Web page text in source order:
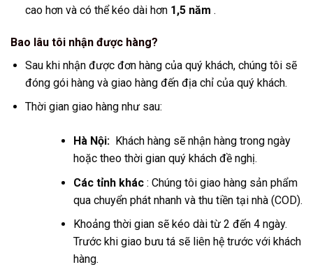
cao hơn và có thể kéo dài hơn 1,5 năm .
Bao lâu tôi nhận được hàng?
Sau khi nhận được đơn hàng của quý khách, chúng tôi sẽ
đóng gói hàng và giao hàng đến địa chỉ của quý khách.
Thời gian giao hàng như sau:
Hà Nội:Khách hàng sẽ nhận hàng trong ngày
hoặc theo thời gian quý khách đề nghị.
Các tỉnh khác: Chúng tôi giao hàng sản phẩm
qua chuyển phát nhanh và thu tiền tại nhà (COD).
Khoảng thời gian sẽ kéo dài từ 2 đến 4 ngày.
Trước khi giao bưu tá sẽ liên hệ trước với khách
hàng.